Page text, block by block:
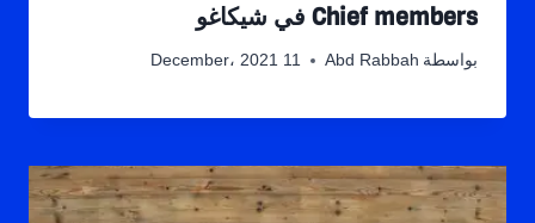
Chief members في شيكاغو
بواسطة Abd Rabbah 11 December، 2021